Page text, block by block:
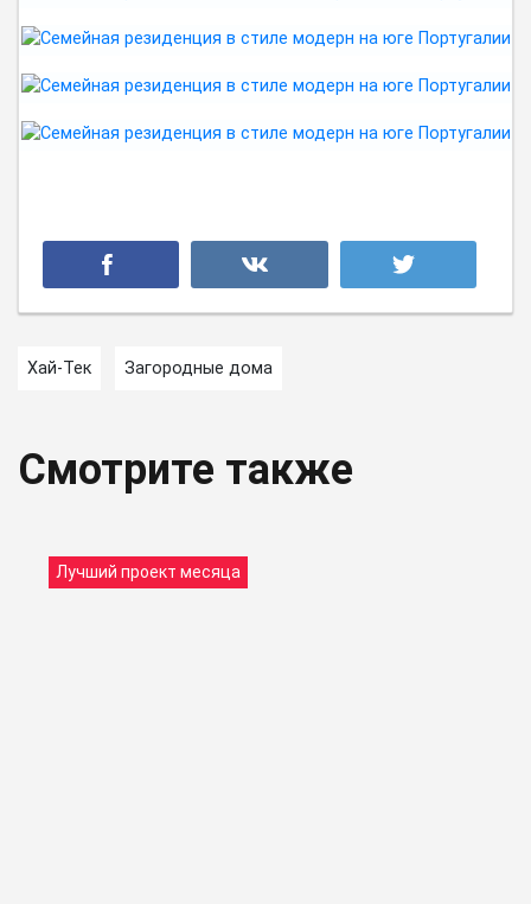
Хай-Тек Загородные дома
Смотрите также
Лучший проект месяца